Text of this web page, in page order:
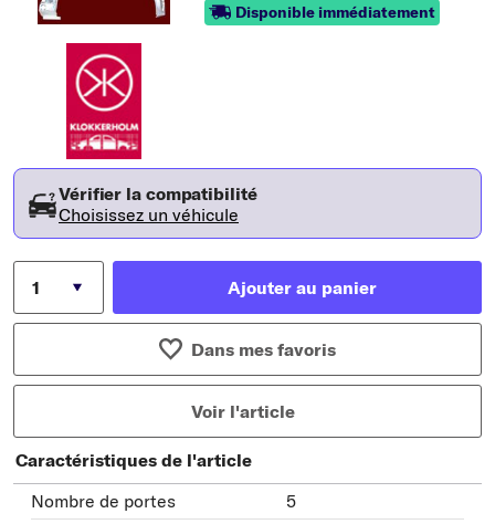
Disponible immédiatement
Vérifier la compatibilité
Choisissez un véhicule
Ajouter au panier
Dans mes favoris
Voir l'article
Caractéristiques de l'article
Nombre de portes
5